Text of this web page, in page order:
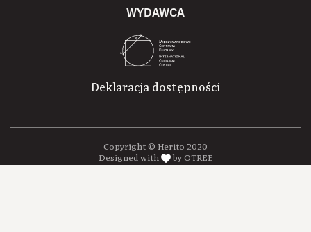
WYDAWCA
Deklaracja dostępności
Copyright © Herito 2020
Designed with
by OTREE